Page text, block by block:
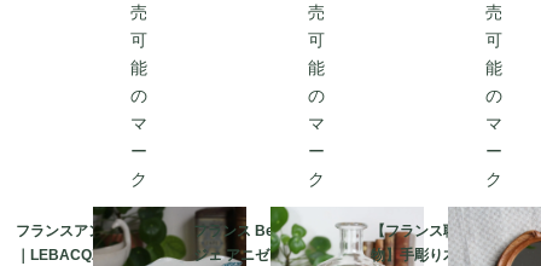
フランスアンティーク
｜LEBACQZ & BOUC
フランス Berger ベル
ジェ アニゼット カラフ
【フランス職人の一点
物】手彫り木製ハンド